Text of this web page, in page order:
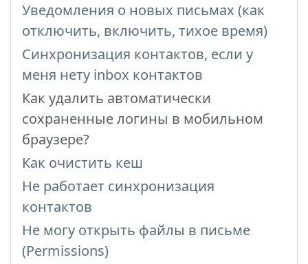
Уведомления о новых письмах (как
отключить, включить, тихое время)
Синхронизация контактов, если у
меня нету inbox контактов
Как удалить автоматически
сохраненные логины в мобильном
браузере?
Как очистить кеш
Не работает синхронизация
контактов
Не могу открыть файлы в письме
(Permissions)